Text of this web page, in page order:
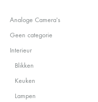
Analoge Camera's
Geen categorie
Interieur
Blikken
Keuken
Lampen